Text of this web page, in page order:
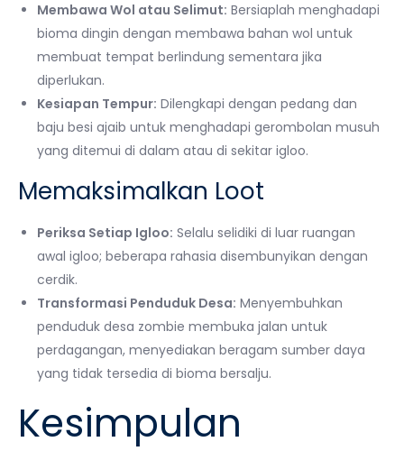
Membawa Wol atau Selimut: Bersiaplah menghadapi
bioma dingin dengan membawa bahan wol untuk
membuat tempat berlindung sementara jika
diperlukan.
Kesiapan Tempur: Dilengkapi dengan pedang dan
baju besi ajaib untuk menghadapi gerombolan musuh
yang ditemui di dalam atau di sekitar igloo.
Memaksimalkan Loot
Periksa Setiap Igloo: Selalu selidiki di luar ruangan
awal igloo; beberapa rahasia disembunyikan dengan
cerdik.
Transformasi Penduduk Desa: Menyembuhkan
penduduk desa zombie membuka jalan untuk
perdagangan, menyediakan beragam sumber daya
yang tidak tersedia di bioma bersalju.
Kesimpulan